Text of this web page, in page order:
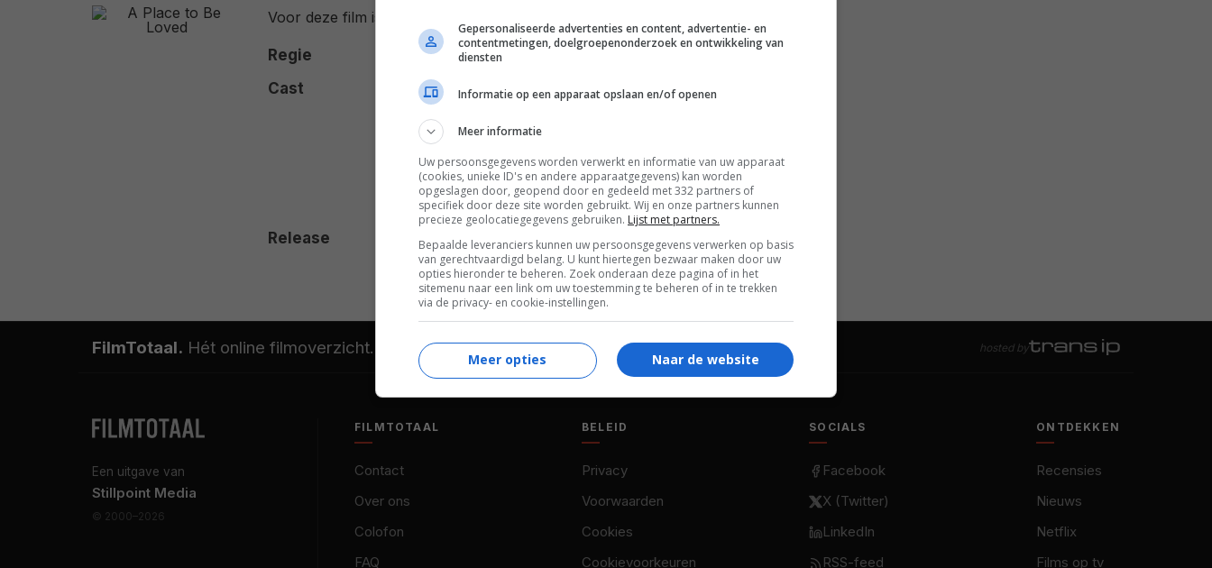
Voor deze film is nog geen synopsis beschikbaar.
Regie Sandy Smolan
Cast
Elizabeth Dennehy,Richard Crenna,Cotter
Cyril O'Reilly,Gary Bayer
Rhea Perlman,Amy Aquino ,Linda Kelsey ,
David Tom, Tom Guiry,Lezlie Deane,Hayley
Carr .
Release
04.04.1993
FilmTotaal. Hét online filmoverzicht. hosted by
Een uitgave van
Stillpoint Media
© 2000–2026
FILMTOTAAL
Contact
Over ons
Colofon
FAQ
BELEID
Privacy
Voorwaarden
Cookies
Cookievoorkeuren
SOCIALS
Facebook
X (Twitter)
LinkedIn
RSS-feed
ONTDEKKEN
Recensies
Nieuws
Netflix
Films op tv
Gepersonaliseerde advertenties en content, advertentie- en
contentmetingen, doelgroepenonderzoek en ontwikkeling van
diensten
Informatie op een apparaat opslaan en/of openen
Meer informatie
Uw persoonsgegevens worden verwerkt en informatie van uw apparaat
(cookies, unieke ID's en andere apparaatgegevens) kan worden
opgeslagen door, geopend door en gedeeld met 332 partners of
specifiek door deze site worden gebruikt. Wij en onze partners kunnen
precieze geolocatiegegevens gebruiken. Lijst met partners.
Bepaalde leveranciers kunnen uw persoonsgegevens verwerken op basis
van gerechtvaardigd belang. U kunt hiertegen bezwaar maken door uw
opties hieronder te beheren. Zoek onderaan deze pagina of in het
sitemenu naar een link om uw toestemming te beheren of in te trekken
via de privacy- en cookie-instellingen.
Naar de website
Meer opties